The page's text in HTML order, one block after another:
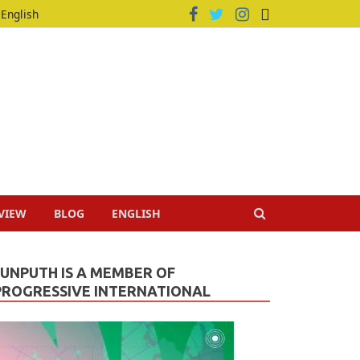
English
BLOG ENGLISH
IS A MEMBER OF
INTERNATIONAL